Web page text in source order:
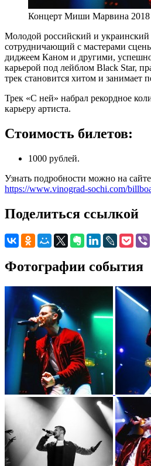
Концерт Миши Марвина 2018
Молодой российский и украинский
сотрудничающий с мастерами
диджеем Каном и другими,
карьерой под лейблом Black Star,
трек становится хитом и занимает
Трек «С ней» набрал рекордное
карьеру артиста.
Стоимость билетов:
1000 рублей.
Узнать подробности можно на
https://www.vinograd-sochi.com/
Поделиться ссылкой
Фотографии события